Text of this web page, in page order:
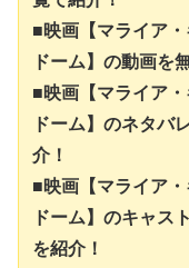
■映画【マライア
ドーム】の動画を
■映画【マライア
ドーム】のネタバ
介！
■映画【マライア
ドーム】のキャス
を紹介！